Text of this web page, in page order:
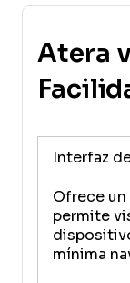
Atera
Interfaz
Ofrece
permite
mínima